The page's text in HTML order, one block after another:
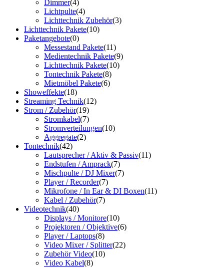
Dimmer(4)
Lichtpulte(4)
Lichttechnik Zubehör(3)
Lichttechnik Pakete(10)
Paketangebote(0)
Messestand Pakete(11)
Medientechnik Pakete(9)
Lichttechnik Pakete(10)
Tontechnik Pakete(8)
Mietmöbel Pakete(6)
Showeffekte(18)
Streaming Technik(12)
Strom / Zubehör(19)
Stromkabel(7)
Stromverteilungen(10)
Aggregate(2)
Tontechnik(42)
Lautsprecher / Aktiv & Passiv(11)
Endstufen / Amprack(7)
Mischpulte / DJ Mixer(7)
Player / Recorder(7)
Mikrofone / In Ear & DI Boxen(11)
Kabel / Zubehör(7)
Videotechnik(40)
Displays / Monitore(10)
Projektoren / Objektive(6)
Player / Laptops(8)
Video Mixer / Splitter(22)
Zubehör Video(10)
Video Kabel(8)